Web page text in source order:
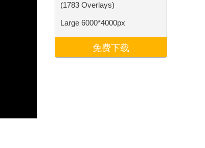
(1783 Overlays)
Large 6000*4000px
免费下载